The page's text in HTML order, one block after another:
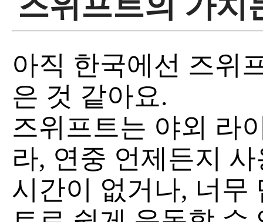
아직 한국에선 즈위
은 것 같아요.
즈위프트는 야외 라
라, 연중 언제든지
시간이 없거나, 너무